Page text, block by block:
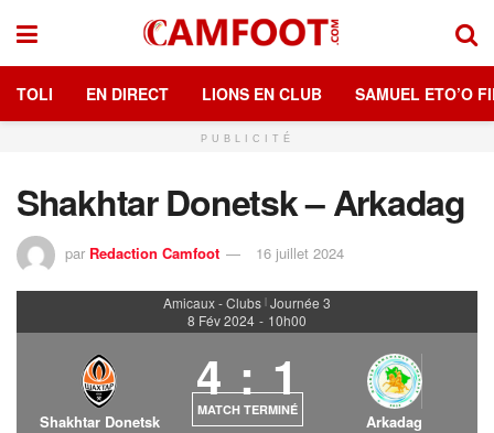
TOLI EN DIRECT LIONS EN CLUB SAMUEL ETO’O
PUBLICITÉ
Shakhtar Donetsk – Arkadag
par Redaction Camfoot 16 juillet 2024
Amicaux - Clubs | Journée 3
8 Fév 2024 - 10h00
Shakhtar Donetsk
4 : 1
MATCH TERMINÉ
Arkadag